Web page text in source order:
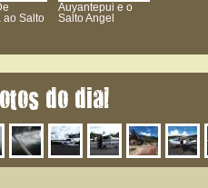
ao Salto
Auyantepui e o
Salto Angel
do dia!